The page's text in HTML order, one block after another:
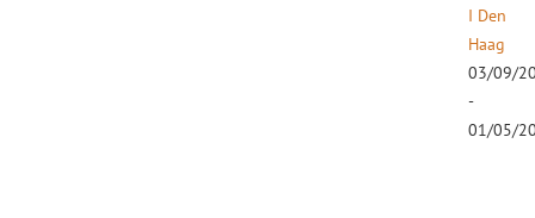
I Den
Haag
03/09/
-
01/05/